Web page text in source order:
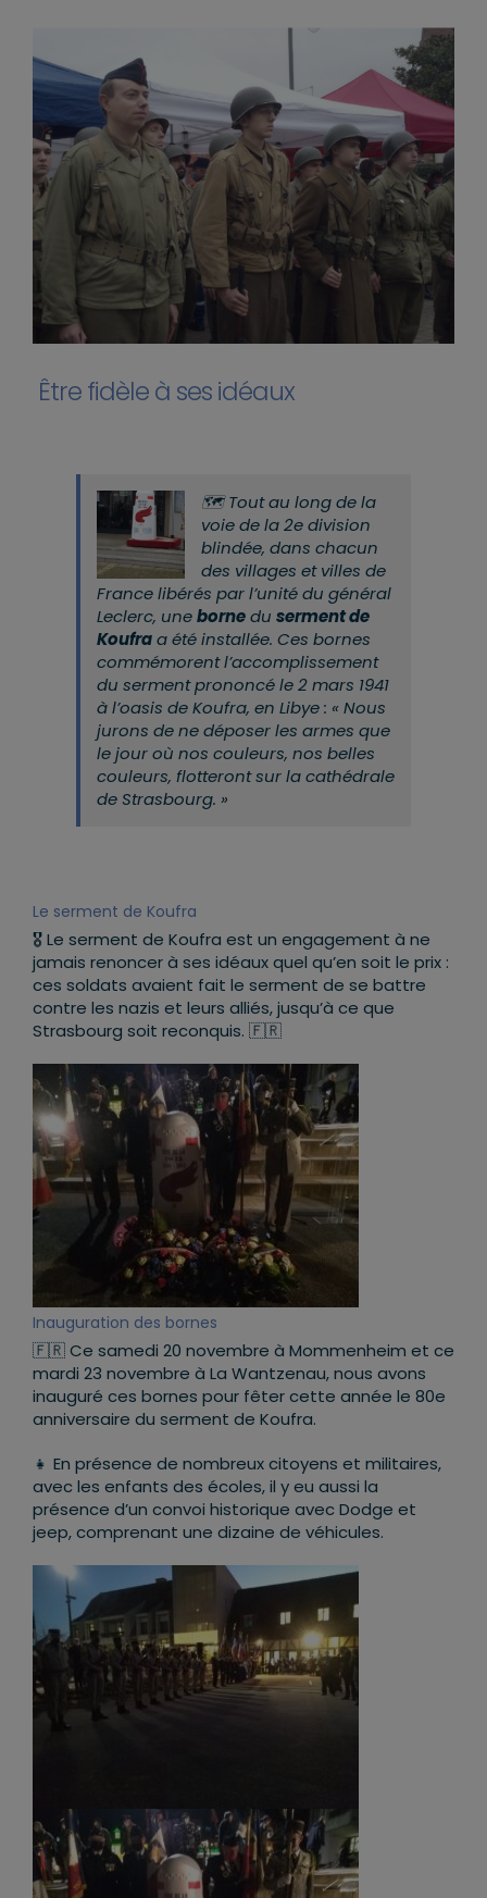
Être fidèle à ses idéaux
🗺 Tout au long de la
voie de la 2e division
blindée, dans chacun
des villages et villes de
France libérés par l’unité du général
Leclerc, unebornedu serment de
Koufraa été installée. Ces bornes
commémorent l’accomplissement
du serment prononcé le 2 mars 1941
à l’oasis de Koufra, en Libye : « Nous
jurons de ne déposer les armes que
le jour où nos couleurs, nos belles
couleurs, flotteront sur la cathédrale
de Strasbourg. »
Le serment de Koufra
🎖 Le serment de Koufra est un engagement à ne
jamais renoncer à ses idéaux quel qu’en soit le prix :
ces soldats avaient fait le serment de se battre
contre les nazis et leurs alliés, jusqu’à ce que
Strasbourg soit reconquis. 🇫🇷
Inauguration des bornes
🇫🇷 Ce samedi 20 novembre à Mommenheim et ce
mardi 23 novembre à La Wantzenau, nous avons
inauguré ces bornes pour fêter cette année le 80e
anniversaire du serment de Koufra.
👧 En présence de nombreux citoyens et militaires,
avec les enfants des écoles, il y eu aussi la
présence d’un convoi historique avec Dodge et
jeep, comprenant une dizaine de véhicules.